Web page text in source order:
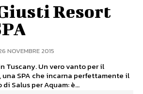
Resort
NOVEMBRE 2015
vero vanto per il
SPA che incarna perfettamente il
Salus per Aquam: è...